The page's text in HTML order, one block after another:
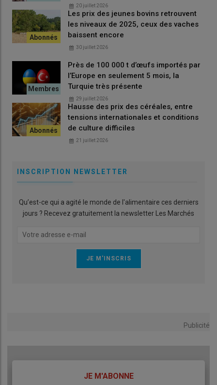
20 juillet 2026
Les prix des jeunes bovins retrouvent
les niveaux de 2025, ceux des vaches
baissent encore
30 juillet 2026
Près de 100 000 t d’œufs importés par
l’Europe en seulement 5 mois, la
Turquie très présente
29 juillet 2026
Hausse des prix des céréales, entre
tensions internationales et conditions
de culture difficiles
21 juillet 2026
INSCRIPTION NEWSLETTER
Qu’est-ce qui a agité le monde de l'alimentaire ces derniers
jours ? Recevez gratuitement la newsletter Les Marchés
Publicité
JE M'ABONNE